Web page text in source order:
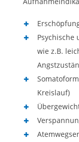
Psychische
wie z.B.
Kreislauf)